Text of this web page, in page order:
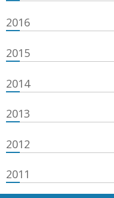
2016
2015
2014
2013
2012
2011